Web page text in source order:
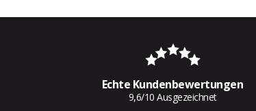
Echte Kundenbewertungen
9,6/10 Ausgezeichnet